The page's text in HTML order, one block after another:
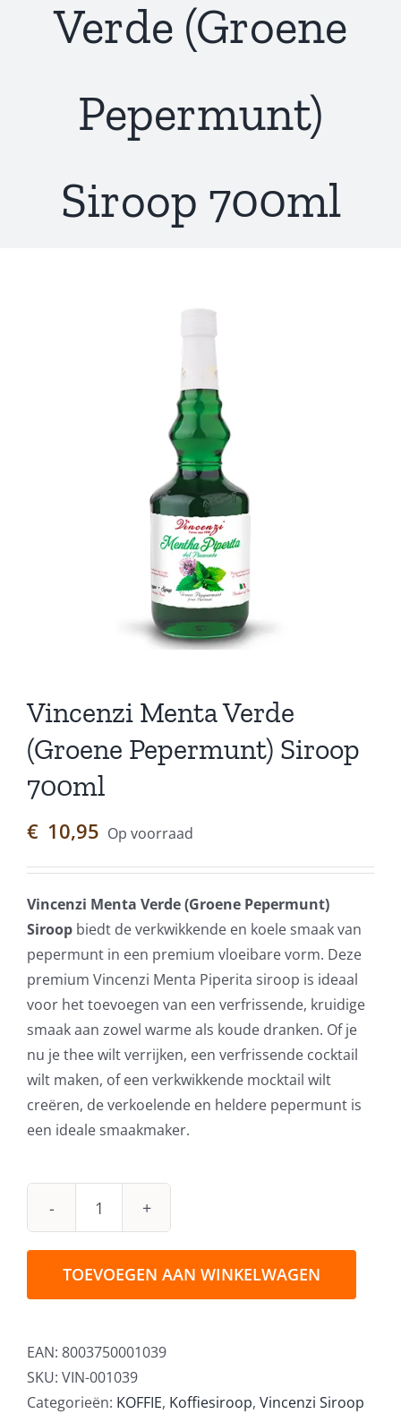
Verde (Groene
Pepermunt)
Siroop 700ml
Vincenzi Menta Verde
(Groene Pepermunt) Siroop
700ml
€ 10,95 Op voorraad
Vincenzi Menta Verde (Groene Pepermunt)
Siroop biedt de verkwikkende en koele smaak van
pepermunt in een premium vloeibare vorm. Deze
premium Vincenzi Menta Piperita siroop is ideaal
voor het toevoegen van een verfrissende, kruidige
smaak aan zowel warme als koude dranken. Of je
nu je thee wilt verrijken, een verfrissende cocktail
wilt maken, of een verkwikkende mocktail wilt
creëren, de verkoelende en heldere pepermunt is
een ideale smaakmaker.
Vincenzi
Verde
Siroop
700ml
aantal
TOEVOEGEN AAN WINKELWAGEN
EAN: 8003750001039
SKU: VIN-001039
Categorieën: KOFFIE, Koffiesiroop, Vincenzi Siroop